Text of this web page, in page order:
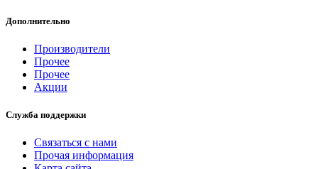
Дополнительно
Производители
Прочее
Прочее
Акции
Служба поддержки
Связаться с нами
Прочая информация